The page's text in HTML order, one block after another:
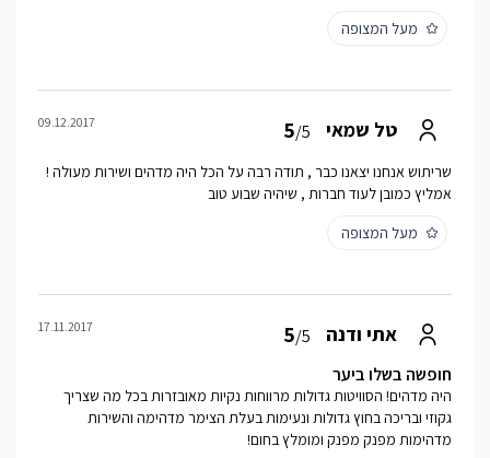
מעל המצופה
טל שמאי 5/5
09.12.2017
שריתוש אנחנו יצאנו כבר , תודה רבה על הכל היה מדהים ושירות מעולה !
אמליץ כמובן לעוד חברות , שיהיה שבוע טוב
מעל המצופה
אתי ודנה 5/5
17.11.2017
חופשה בשלו ביער
היה מדהים! הסוויטות גדולות מרווחות נקיות מאובזרות בכל מה שצריך
גקוזי ובריכה בחוץ גדולות ונעימות בעלת הצימר מדהימה והשירות
מדהימות מפנק מפנק ומומלץ בחום!